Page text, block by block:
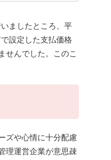
ましたところ、平
設定した支払価格
せんでした。このこ
ズや心情に十分配慮
理運営企業が意思疎